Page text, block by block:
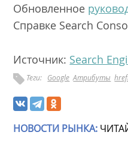
Обновленное
Справке Search
Источник: Search
Теги: Google Атрибуты
НОВОСТИ РЫНКА: